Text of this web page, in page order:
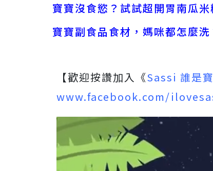
寶寶沒食慾？試試超開胃南瓜米
寶寶副食品食材，媽咪都怎麼洗
【歡迎按讚加入《Sassi 誰是
www.facebook.com/